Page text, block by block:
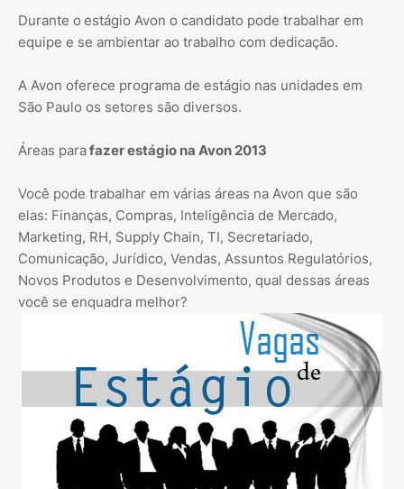
Durante o estágio Avon o candidato pode trabalhar em
equipe e se ambientar ao trabalho com dedicação.
A Avon oferece programa de estágio nas unidades em
São Paulo os setores são diversos.
Áreas parafazer estágio na Avon 2013
Você pode trabalhar em várias áreas na Avon que são
elas: Finanças, Compras, Inteligência de Mercado,
Marketing, RH, Supply Chain, TI, Secretariado,
Comunicação, Jurídico, Vendas, Assuntos Regulatórios,
Novos Produtos e Desenvolvimento, qual dessas áreas
você se enquadra melhor?